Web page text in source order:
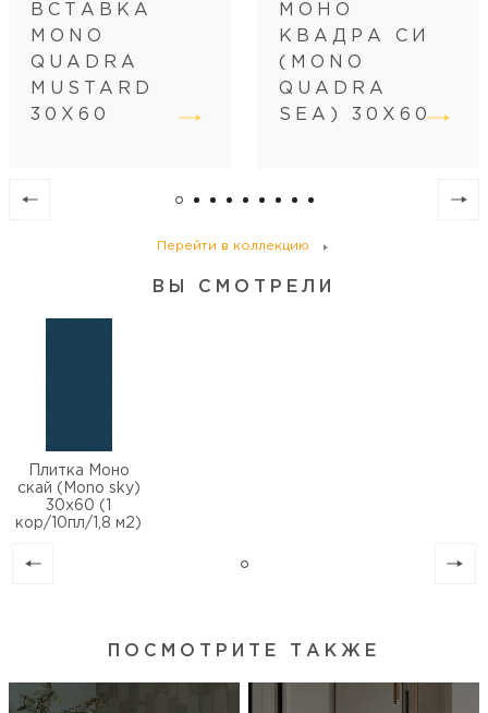
Кол-во коробок на поддоне
Кол-во м2 (м.п.) на поддоне
Вес поддона (кг)
Перейти в коллекцию
ВСТАВКА
MONO
QUADRA
MUSTARD
30Х60
МОНО
КВАДРА СИ
(MONO
QUADRA
SEA) 30Х60
ВЫ СМОТРЕЛИ
Плитка Моно
скай (Mono sky)
30х60 (1
кор/10пл/1,8 м2)
ПОСМОТРИТЕ ТАКЖЕ